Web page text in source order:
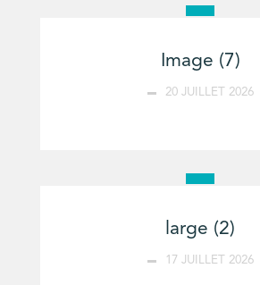
Image (7)
20 JUILLET 2026
large (2)
17 JUILLET 2026